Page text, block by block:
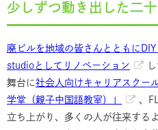
少しずつ動き出した二
廃ビルを地域の皆さんとともにDIY
studioとしてリノベーション
舞台に社会人向けキャリアスクー
学堂（親子中国語教室）」
、
立ち上がり、多くの人が往来する